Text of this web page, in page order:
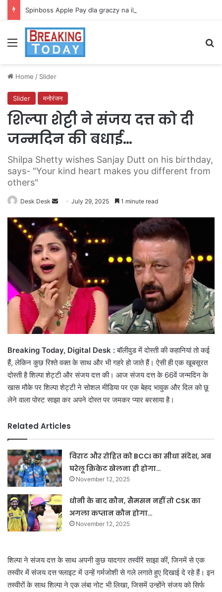
Spinboss Apple Pay dla graczy na iPhone
Menu
Home / Slider
Slider मनोरंजन
शिल्पा शेट्टी ने संजय दत्त को दी
जन्मदिन की बधाई…
Shilpa Shetty wishes Sanjay Dutt on his birthday,
says- "Your kind heart makes you different from
others"
Desk Desk
Send
email
July 29, 2025 1 minute read
Breaking Today, Digital Desk :बॉलीवुड में दोस्ती की कहानियां तो कई
हैं, लेकिन कुछ रिश्ते वक्त के साथ और भी गहरे हो जाते हैं। ऐसी ही एक खूबसूरत
दोस्ती है शिल्पा शेट्टी और संजय दत्त की। आज संजय दत्त के 66वें जन्मदिन के
खास मौके पर शिल्पा शेट्टी ने सोशल मीडिया पर एक बेहद भावुक और दिल को छू
लेने वाला पोस्ट साझा कर अपने दोस्त पर जमकर प्यार बरसाया है।
Related Articles
विराट और रोहित को BCCI का सीधा संदेश, अब
घरेलू क्रिकेट खेलना ही होगा…
November 12, 2025
धोनी के बाद कौन, सैमसन नहीं तो CSK का
अगला कप्तान कौन होगा…
November 12, 2025
शिल्पा ने संजय दत्त के साथ अपनी कुछ यादगार तस्वीरें साझा कीं, जिनमें से एक
तस्वीर में संजय दत्त फ्लाइट में उन्हें गर्मजोशी से गले लगाते हुए दिखाई दे रहे हैं। इन
तस्वीरों के साथ शिल्पा ने एक लंबा नोट भी लिखा, जिसमें उन्होंने संजय को सिर्फ